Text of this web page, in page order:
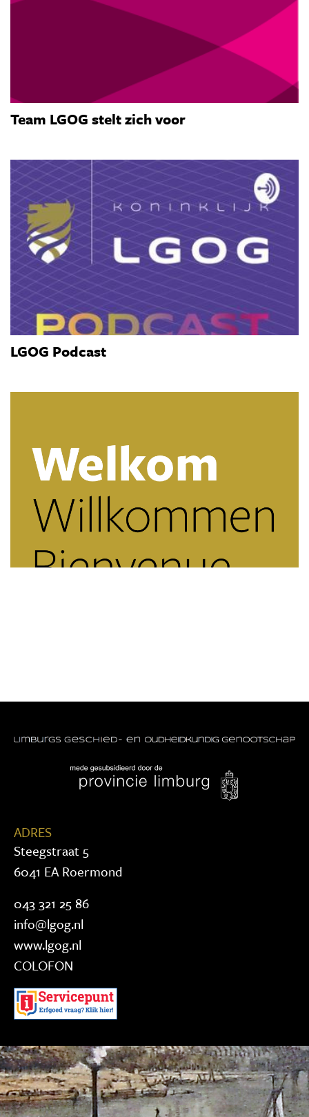
Team LGOG stelt zich voor
LGOG Podcast
ADRES
Steegstraat 5
6041 EA Roermond
043 321 25 86
info@lgog.nl
www.lgog.nl
COLOFON